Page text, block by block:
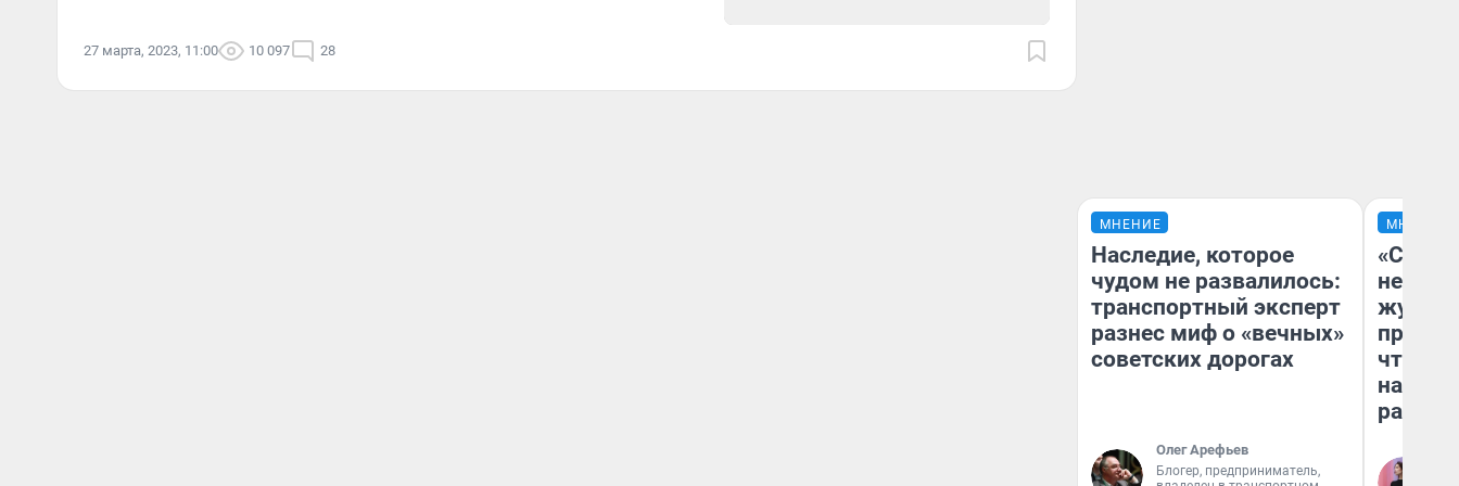
27 марта, 2023, 11:00 10 097 28
МНЕНИЕ
Наследие, которое
чудом не развалилось:
транспортный эксперт
разнес миф о «вечных»
советских дорогах
Олег Арефьев
Блогер, предприниматель,
МНЕНИЕ
чтобы
на что
ради